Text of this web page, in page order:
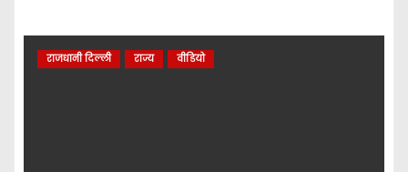
राजधानी दिल्ली राज्य वीडियो